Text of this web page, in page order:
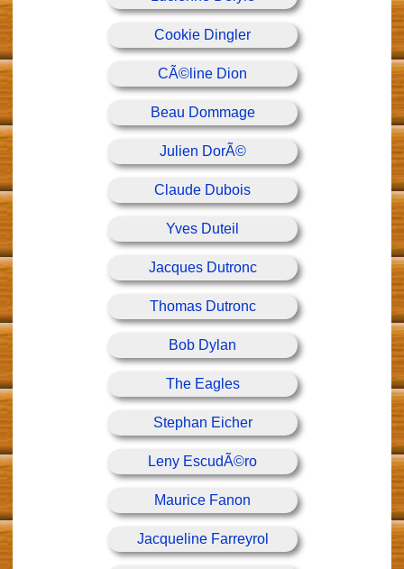
Cookie Dingler
CÃ©line Dion
Beau Dommage
Julien DorÃ©
Claude Dubois
Yves Duteil
Jacques Dutronc
Thomas Dutronc
Bob Dylan
The Eagles
Stephan Eicher
Leny EscudÃ©ro
Maurice Fanon
Jacqueline Farreyrol